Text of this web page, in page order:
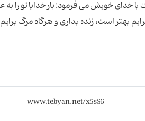
خدای خویش می فرمود: بار خدایا تو را به
بهتر است، زنده بداری و هرگاه مرگ برایم